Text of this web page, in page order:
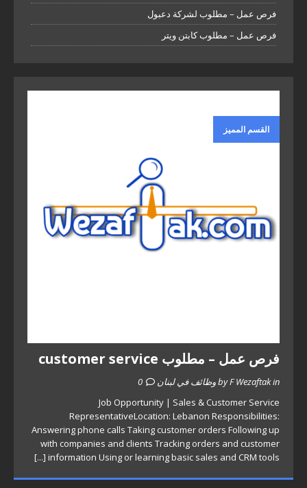
فرص عمل – مطلوب لشركة دعبول
فرص عمل – مطلوب كابتن ويتر
القسم المميز
فرص عمل – مطلوب customer service
by F Wezaftak in وظائف في لبنان
0
Job Opportunity | Sales & Customer Service
RepresentativeLocation: Lebanon Responsibilities:
Answering phone calls Taking customer orders Following up
with companies and clients Tracking orders and customer
information Using or learning basic sales and CRM tools
[...]